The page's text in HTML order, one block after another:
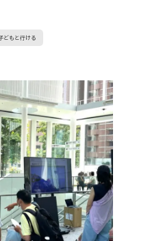
どもと行ける